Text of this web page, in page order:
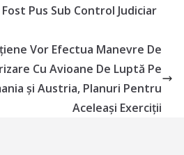
Pus Sub Control Judiciar
Vor Efectua Manevre De
Cu Avioane De Luptă Pe
și Austria, Planuri Pentru
Aceleași Exerciții